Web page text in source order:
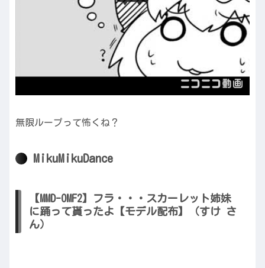
無限ループって怖くね？
MikuMikuDance
【MMD-OMF2】フラ・・・スカーレット姉妹
に踊って貰ったよ【モデル配布】（すけ さ
ん）